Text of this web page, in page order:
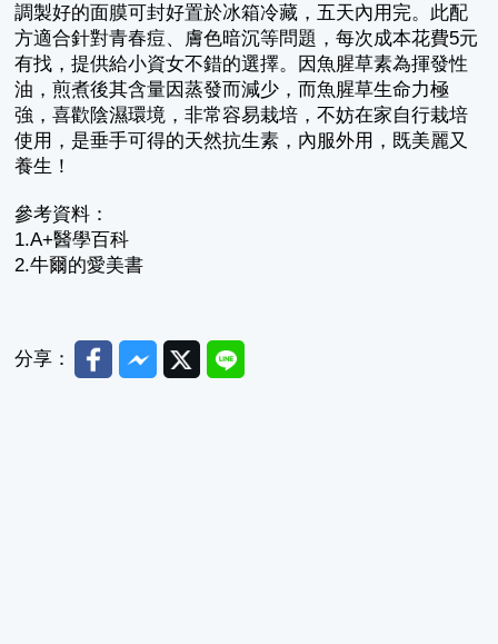
調製好的面膜可封好置於冰箱冷藏，五天內用完。此配
方適合針對青春痘、膚色暗沉等問題，每次成本花費5元
有找，提供給小資女不錯的選擇。因魚腥草素為揮發性
油，煎煮後其含量因蒸發而減少，而魚腥草生命力極
強，喜歡陰濕環境，非常容易栽培，不妨在家自行栽培
使用，是垂手可得的天然抗生素，內服外用，既美麗又
養生！
參考資料：
1.A+醫學百科
2.牛爾的愛美書
分享： FacebookMessenger
TwitterLine